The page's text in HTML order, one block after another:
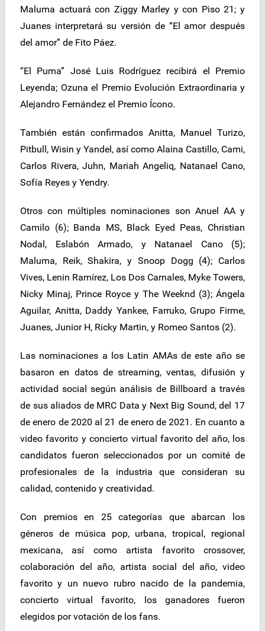
Maluma actuará con Ziggy Marley y con Piso 21; y
Juanes interpretará su versión de “El amor después
del amor” de Fito Páez.
“El Puma” José Luis Rodríguez recibirá el Premio
Leyenda; Ozuna el Premio Evolución Extraordinaria y
Alejandro Fernández el Premio Ícono.
También están confirmados Anitta, Manuel Turizo,
Pitbull, Wisin y Yandel, así como Alaina Castillo, Cami,
Carlos Rivera, Juhn, Mariah Angeliq, Natanael Cano,
Sofía Reyes y Yendry.
Otros con múltiples nominaciones son Anuel AA y
Camilo (6); Banda MS, Black Eyed Peas, Christian
Nodal, Eslabón Armado, y Natanael Cano (5);
Maluma, Reik, Shakira, y Snoop Dogg (4); Carlos
Vives, Lenin Ramírez, Los Dos Carnales, Myke Towers,
Nicky Minaj, Prince Royce y The Weeknd (3); Ángela
Aguilar, Anitta, Daddy Yankee, Farruko, Grupo Firme,
Juanes, Junior H, Ricky Martin, y Romeo Santos (2).
Las nominaciones a los Latin AMAs de este año se
basaron en datos de streaming, ventas, difusión y
actividad social según análisis de Billboard a través
de sus aliados de MRC Data y Next Big Sound, del 17
de enero de 2020 al 21 de enero de 2021. En cuanto a
video favorito y concierto virtual favorito del año, los
candidatos fueron seleccionados por un comité de
profesionales de la industria que consideran su
calidad, contenido y creatividad.
Con premios en 25 categorías que abarcan los
géneros de música pop, urbana, tropical, regional
mexicana, así como artista favorito crossover,
colaboración del año, artista social del año, video
favorito y un nuevo rubro nacido de la pandemia,
concierto virtual favorito, los ganadores fueron
elegidos por votación de los fans.